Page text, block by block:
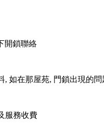
開鎖聯絡
, 如在那屋苑, 門鎖出現的問
服務收費